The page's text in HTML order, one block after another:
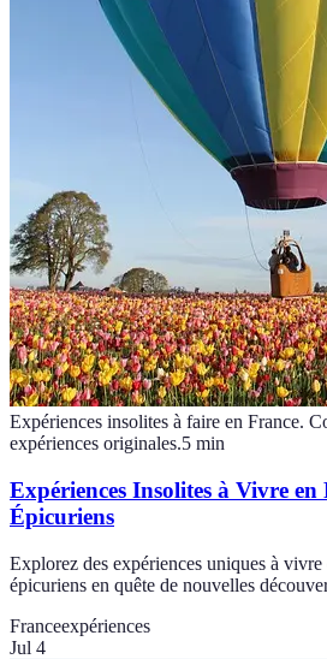
Expériences insolites à faire en France.
expériences originales.5 min
Expériences Insolites à Vivre
Épicuriens
Explorez des expériences uniques à
épicuriens en quête de nouvelles
Franceexpériences
Jul 4